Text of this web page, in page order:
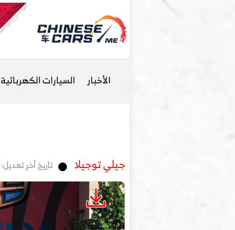
الأخبار السيارات الكهربائية
جيلي توجيلا تاريخ آخر تعديل: 05 أكتوبر, 2023